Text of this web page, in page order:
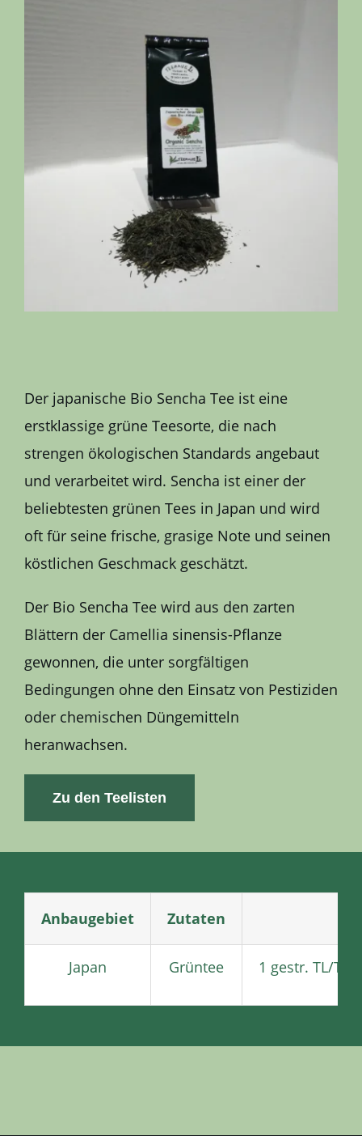
Der japanische Bio Sencha Tee ist eine
erstklassige grüne Teesorte, die nach
strengen ökologischen Standards angebaut
und verarbeitet wird. Sencha ist einer der
beliebtesten grünen Tees in Japan und wird
oft für seine frische, grasige Note und seinen
köstlichen Geschmack geschätzt.
Der Bio Sencha Tee wird aus den zarten
Blättern der Camellia sinensis-Pflanze
gewonnen, die unter sorgfältigen
Bedingungen ohne den Einsatz von Pestiziden
oder chemischen Düngemitteln
heranwachsen.
Zu den Teelisten
Anbaugebiet Zutaten
Japan Grüntee 1 gestr. TL/